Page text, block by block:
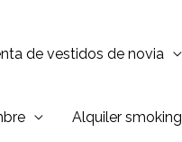
de vestidos de novia
Alquiler smoking